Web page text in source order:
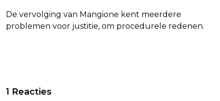
De vervolging van Mangione kent meerdere
problemen voor justitie, om procedurele redenen.
REISKOSTENVERGOEDING IN NIEUWE
CATE BLANCHETT VINDT METOO-
1 Reacties